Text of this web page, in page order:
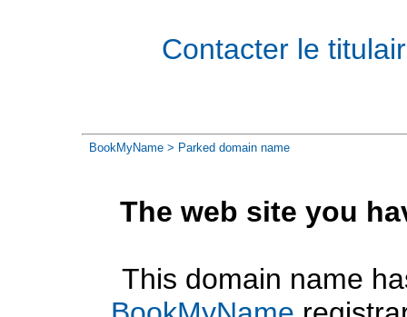
Contacter le
BookMyName > Parked domain name
The web site you
This domain name